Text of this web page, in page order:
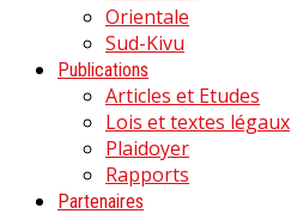
Orientale
Sud-Kivu
Publications
Articles et Etudes
Lois et textes légaux
Plaidoyer
Rapports
Partenaires